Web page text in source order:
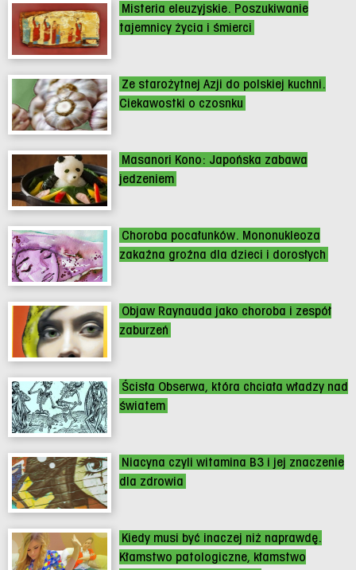
Misteria eleuzyjskie. Poszukiwanie
tajemnicy życia i śmierci
Ze starożytnej Azji do polskiej kuchni.
Ciekawostki o czosnku
Masanori Kono: Japońska zabawa
jedzeniem
Choroba pocałunków. Mononukleoza
zakaźna groźna dla dzieci i dorosłych
Objaw Raynauda jako choroba i zespół
zaburzeń
Ścisła Obserwa, która chciała władzy nad
światem
Niacyna czyli witamina B3 i jej znaczenie
dla zdrowia
Kiedy musi być inaczej niż naprawdę.
Kłamstwo patologiczne, kłamstwo